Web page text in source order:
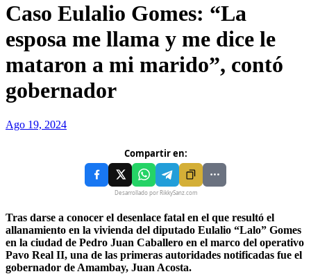
Caso Eulalio Gomes: “La
esposa me llama y me dice le
mataron a mi marido”, contó
gobernador
Ago 19, 2024
Compartir en:
Desarrollado por RikkySanz.com
Tras darse a conocer el desenlace fatal en el que resultó el
allanamiento en la vivienda del diputado Eulalio “Lalo” Gomes
en la ciudad de Pedro Juan Caballero en el marco del operativo
Pavo Real II, una de las primeras autoridades notificadas fue el
gobernador de Amambay, Juan Acosta.